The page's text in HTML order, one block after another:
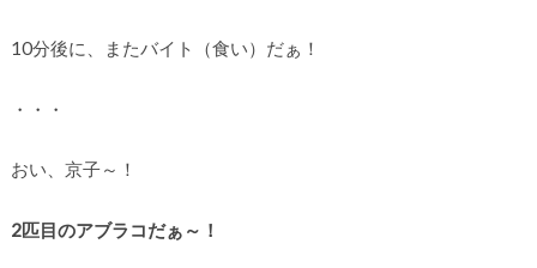
10分後に、またバイト（食い）だぁ！
・・・
おい、京子～！
2匹目のアブラコだぁ～！